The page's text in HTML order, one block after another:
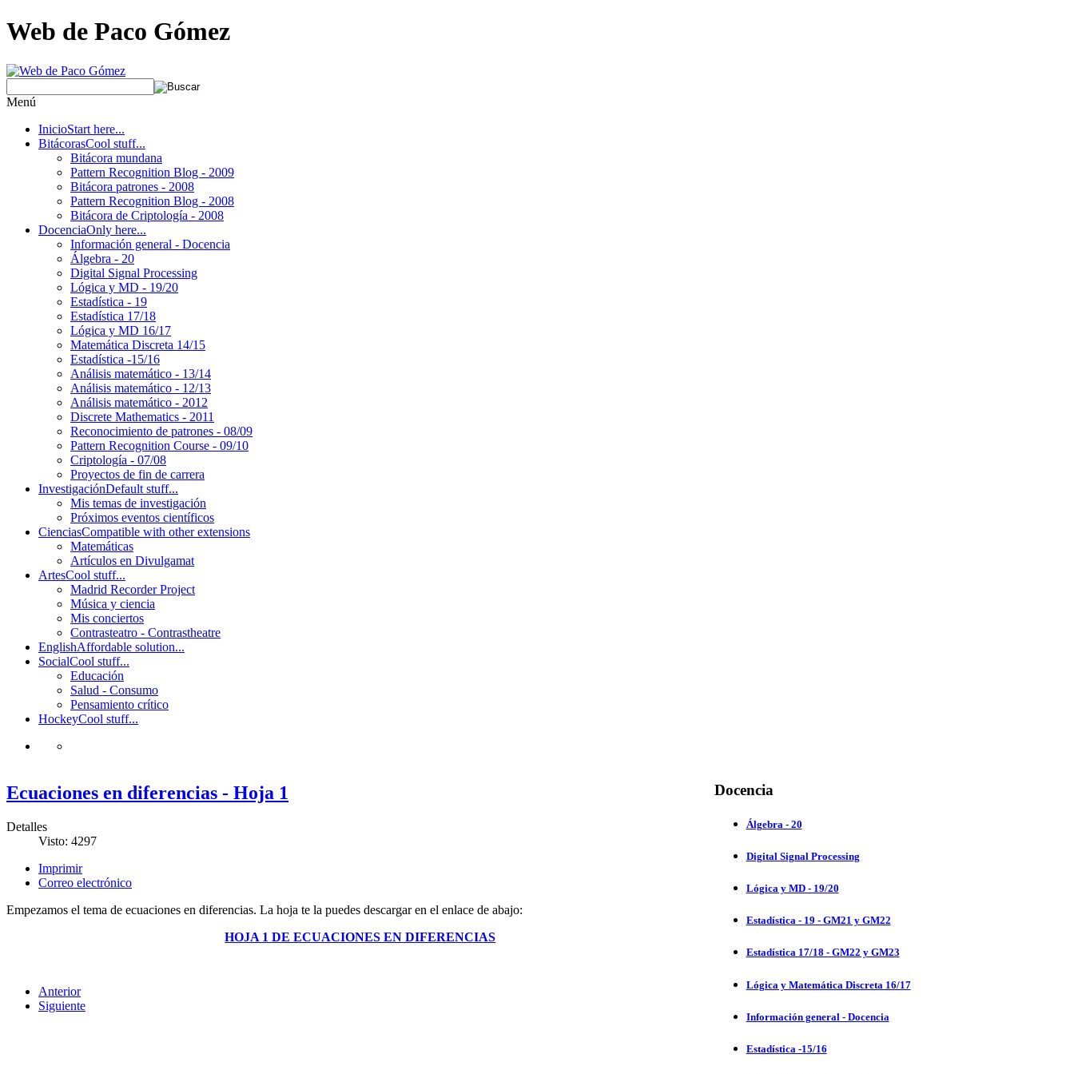
Web de Paco Gómez
Menú
InicioStart here...
BitácorasCool stuff...
Bitácora mundana
Pattern Recognition Blog - 2009
Bitácora patrones - 2008
Pattern Recognition Blog - 2008
Bitácora de Criptología - 2008
DocenciaOnly here...
Información general - Docencia
Álgebra - 20
Digital Signal Processing
Lógica y MD - 19/20
Estadística - 19
Estadística 17/18
Lógica y MD 16/17
Matemática Discreta 14/15
Estadística -15/16
Análisis matemático - 13/14
Análisis matemático - 12/13
Análisis matemático - 2012
Discrete Mathematics - 2011
Reconocimiento de patrones - 08/09
Pattern Recognition Course - 09/10
Criptología - 07/08
Proyectos de fin de carrera
InvestigaciónDefault stuff...
Mis temas de investigación
Próximos eventos científicos
CienciasCompatible with other extensions
Matemáticas
Artículos en Divulgamat
ArtesCool stuff...
Madrid Recorder Project
Música y ciencia
Mis conciertos
Contrasteatro - Contrastheatre
EnglishAffordable solution...
SocialCool stuff...
Educación
Salud - Consumo
Pensamiento crítico
HockeyCool stuff...
Ecuaciones en diferencias - Hoja 1
Detalles
Visto: 4297
Imprimir
Correo electrónico
Empezamos el tema de ecuaciones en diferencias. La hoja te la puedes descargar en el enlace de abajo:
HOJA 1 DE ECUACIONES EN DIFERENCIAS
Anterior
Siguiente
Docencia
Álgebra - 20
Digital Signal Processing
Lógica y MD - 19/20
Estadística - 19 - GM21 y GM22
Estadística 17/18 - GM22 y GM23
Lógica y Matemática Discreta 16/17
Información general - Docencia
Estadística -15/16